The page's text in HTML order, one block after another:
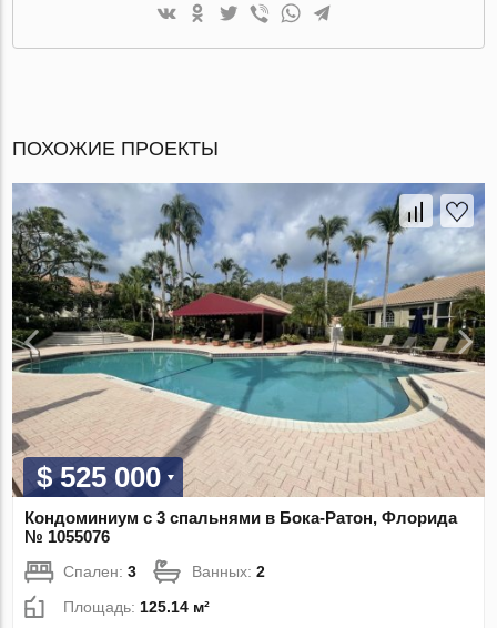
ПОХОЖИЕ ПРОЕКТЫ
$ 525 000
Кондоминиум с 3 спальнями в Бока-Ратон, Флорида
№ 1055076
Спален:3 Ванных:2
Площадь:125.14 м²